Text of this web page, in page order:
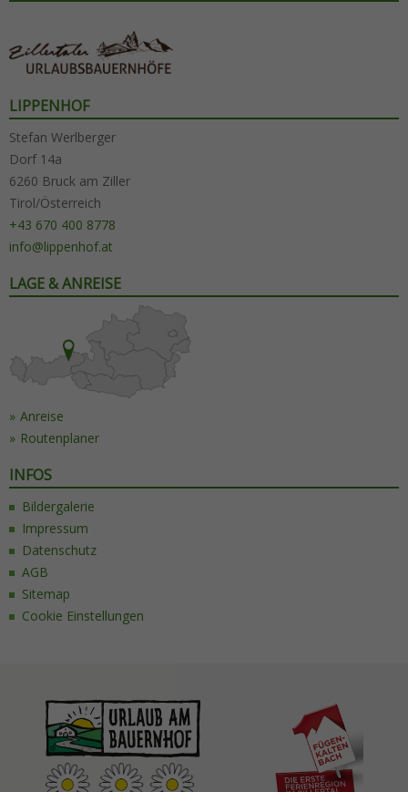
LIPPENHOF
Stefan Werlberger
Dorf 14a
6260 Bruck am Ziller
Tirol/Österreich
+43 670 400 8778
info@lippenhof.at
LAGE & ANREISE
Anreise
Routenplaner
INFOS
Bildergalerie
Impressum
Datenschutz
AGB
Sitemap
Cookie Einstellungen